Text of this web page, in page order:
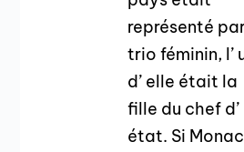
représenté
trio féminin, l’
d’ elle était la
fille du chef d’
état. Si